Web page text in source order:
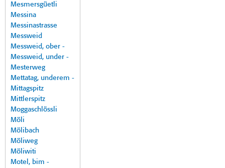
Mesmersgüetli
Messina
Messinastrasse
Messweid
Messweid, ober -
Messweid, under -
Mesterweg
Mettatag, underem -
Mittagspitz
Mittlerspitz
Moggaschlössli
Möli
Mölibach
Möliweg
Möliwiti
Motel, bim -